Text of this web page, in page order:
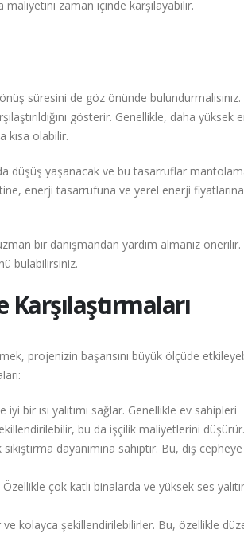
zaman içinde karşılayabilir.
süresini de göz önünde bulundurmalısınız.
gösterir. Genellikle, daha yüksek
kısa olabilir.
düşüş yaşanacak ve bu tasarruflar
enerji tasarrufuna ve yerel enerji fiyatlarına
bir danışmandan yardım almanız önerilir.
bulabilirsiniz.
projenizin başarısını büyük ölçüde
bir ısı yalıtımı sağlar. Genellikle ev sahipleri
bu da işçilik maliyetlerini düşürür.
dayanımına sahiptir. Bu, dış
çok katlı binalarda ve yüksek ses
ve kolayca şekillendirilebilirler. Bu, özellikle